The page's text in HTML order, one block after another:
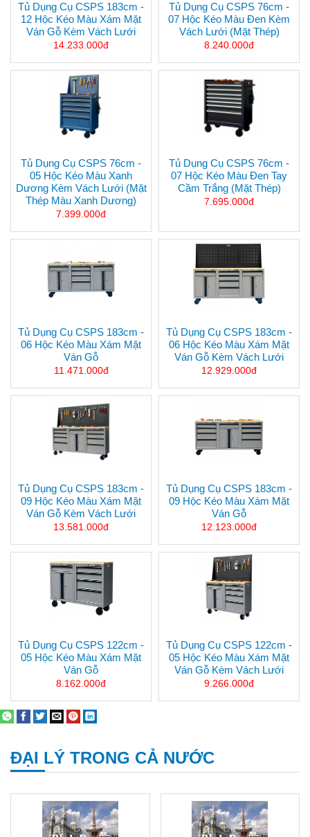
Tủ Dụng Cụ CSPS 183cm -
12 Hộc Kéo Màu Xám Mặt
Ván Gỗ Kèm Vách Lưới
14.233.000đ
Tủ Dụng Cụ CSPS 76cm -
07 Hộc Kéo Màu Đen Kèm
Vách Lưới (mặt Thép)
8.240.000đ
Tủ Dụng Cụ CSPS 76cm -
05 Hộc Kéo Màu Xanh
Dương Kèm Vách Lưới (mặt
Thép Màu Xanh Dương)
7.399.000đ
Tủ Dụng Cụ CSPS 76cm -
07 Hộc Kéo Màu Đen Tay
Cầm Trắng (mặt Thép)
7.695.000đ
Tủ Dụng Cụ CSPS 183cm -
06 Hộc Kéo Màu Xám Mặt
Ván Gỗ
11.471.000đ
Tủ Dụng Cụ CSPS 183cm -
06 Hộc Kéo Màu Xám Mặt
Ván Gỗ Kèm Vách Lưới
12.929.000đ
Tủ Dụng Cụ CSPS 183cm -
09 Hộc Kéo Màu Xám Mặt
Ván Gỗ Kèm Vách Lưới
13.581.000đ
Tủ Dụng Cụ CSPS 183cm -
09 Hộc Kéo Màu Xám Mặt
Ván Gỗ
12.123.000đ
Tủ Dụng Cụ CSPS 122cm -
05 Hộc Kéo Màu Xám Mặt
Ván Gỗ
8.162.000đ
Tủ Dụng Cụ CSPS 122cm -
05 Hộc Kéo Màu Xám Mặt
Ván Gỗ Kèm Vách Lưới
9.266.000đ
ĐẠI LÝ TRONG CẢ NƯỚC